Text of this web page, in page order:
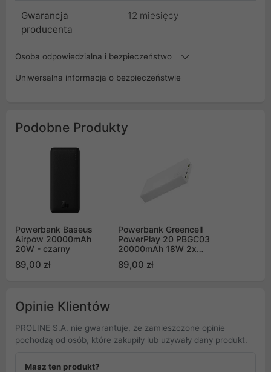
Gwarancja
producenta
12 miesięcy
Osoba odpowiedzialna i bezpieczeństwo
Uniwersalna informacja o bezpieczeństwie
Podobne Produkty
Powerbank Baseus
Airpow 20000mAh
20W - czarny
89,00 zł
Powerbank Greencell
PowerPlay 20 PBGC03
20000mAh 18W 2x
(PBGC03SW)
89,00 zł
Opinie Klientów
PROLINE S.A. nie gwarantuje, że zamieszczone opinie
pochodzą od osób, które zakupiły lub używały dany produkt.
Masz ten produkt?